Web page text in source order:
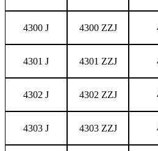
4300 J 4300 ZZJ
4301 J 4301 ZZJ
4302 J 4302 ZZJ
4303 J 4303 ZZJ